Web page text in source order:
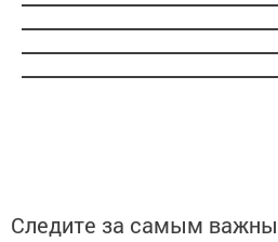
Следите за самым